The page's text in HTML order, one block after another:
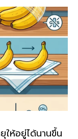
ให้อยู่ได้นานขึ้น